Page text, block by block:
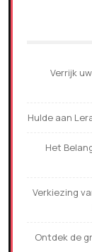
Verrijk
Hulde aan
Het
Verkiezing
Ontdek de